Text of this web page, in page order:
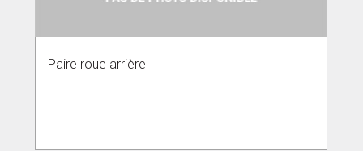
Paire roue arrière